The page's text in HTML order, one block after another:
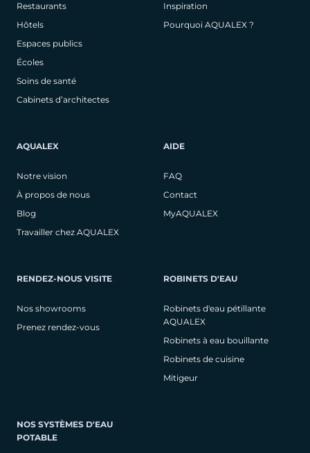
Restaurants
Hôtels
Espaces publics
Écoles
Soins de santé
Cabinets d’architectes
Inspiration
Pourquoi AQUALEX ?
AQUALEX
Notre vision
À propos de nous
Blog
Travailler chez AQUALEX
AIDE
FAQ
Contact
MyAQUALEX
RENDEZ-NOUS VISITE
Nos showrooms
Prenez rendez-vous
ROBINETS D'EAU
Robinets d'eau pétillante
AQUALEX
Robinets à eau bouillante
Robinets de cuisine
Mitigeur
NOS SYSTÈMES D'EAU
POTABLE